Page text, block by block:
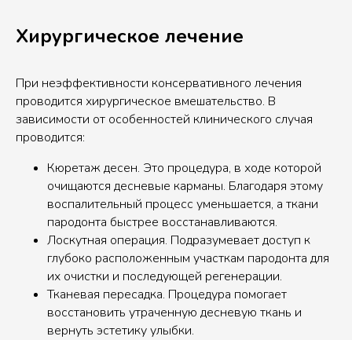
Хирургическое лечение
При неэффективности консервативного лечения
проводится хирургическое вмешательство. В
зависимости от особенностей клинического случая
проводится:
Кюретаж десен. Это процедура, в ходе которой
очищаются десневые карманы. Благодаря этому
воспалительный процесс уменьшается, а ткани
пародонта быстрее восстанавливаются.
Лоскутная операция. Подразумевает доступ к
глубоко расположенным участкам пародонта для
их очистки и последующей регенерации.
Тканевая пересадка. Процедура помогает
восстановить утраченную десневую ткань и
вернуть эстетику улыбки.